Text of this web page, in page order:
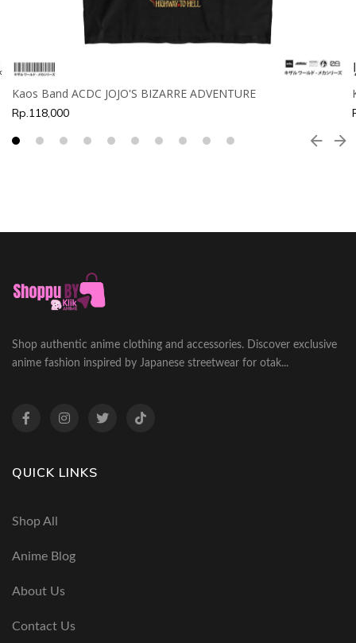
Kaos Band ACDC JOJO'S BIZARRE ADVENTURE
Rp.118,000
Shop authentic anime clothing and accessories. Discover exclusive
anime fashion inspired by Japanese streetwear for otak...
QUICK LINKS
Shop All
Anime Blog
About Us
Contact Us